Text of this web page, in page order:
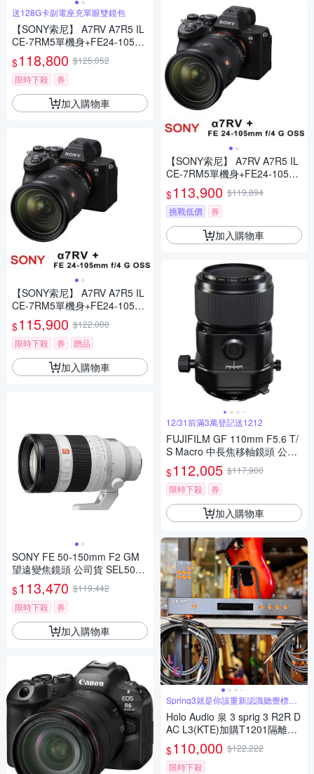
送128G卡副電座充單眼雙鏡包
【SONY索尼】 A7RV A7R5 IL
CE-7RM5單機身+FE24-105m
m G (*(中文平輸)
$118,800 $125,052
限時下殺
券
加入購物車
【SONY索尼】 A7RV A7R5 IL
CE-7RM5單機身+FE24-105m
m G (*(中文平輸)
$115,900 $122,000
限時下殺
券 贈品
加入購物車
SONY FE 50-150mm F2 GM
望遠變焦鏡頭 公司貨 SEL5015
0GM
$113,470 $119,442
限時下殺
券
加入購物車
【SONY索尼】 A7RV A7R5 IL
CE-7RM5單機身+FE24-105m
m G (*(中文平輸)
$113,900 $119,894
挑戰低價
券
加入購物車
12/31前滿3萬登記送1212
FUJIFILM GF 110mm F5.6 T/
S Macro 中長焦移軸鏡頭 公司
貨
$112,005 $117,900
限時下殺
券
加入購物車
Spring3就是你該重新認識聽覺標準
的
Holo Audio 泉 3 sprig 3 R2R D
AC L3(KTE)加購T1201隔離變
壓器 解碼 USB 高端 頂級 發燒
三年保固
$110,000 $122,222
限時下殺